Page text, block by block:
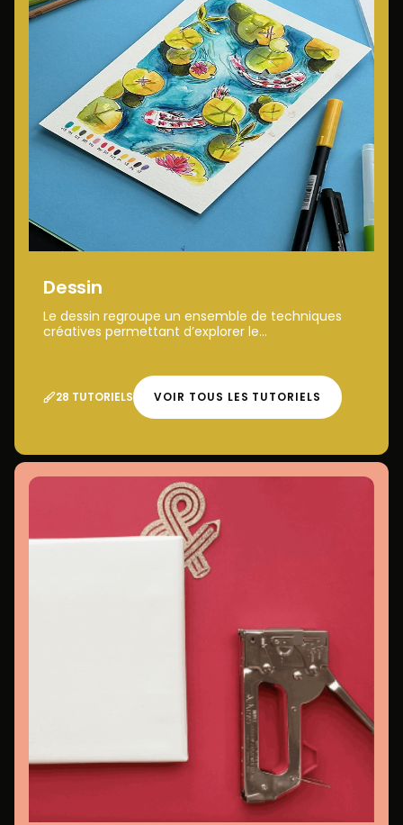
Dessin
Le dessin regroupe un ensemble de techniques
créatives permettant d’explorer le...
28 TUTORIELS VOIR TOUS LES TUTORIELS